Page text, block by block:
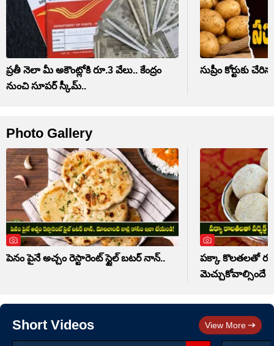
ప్రతీ నెలా మీ అకౌంట్లోకి రూ.3 వేలు.. కేంద్రం
నుంచి సూపర్ స్కీమ్..
సుప్రీం కోర్టుకు
Photo Gallery
పెనం పైనే అచ్చం రెస్టారెంట్ స్టైల్ బటర్ నాన్..
పక్కా కొలతలతో రవ్వ
మెచ్చుకోవాల్సిందే
Short Videos View More